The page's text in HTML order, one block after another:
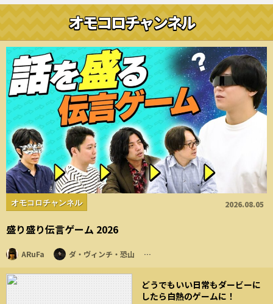
オモコロチャンネル
オモコロチャンネル 2026.08.05
盛り盛り伝言ゲーム 2026
ARuFa ダ・ヴィンチ・恐山 …
どうでもいい日常もダービーに
したら白熱のゲームに！